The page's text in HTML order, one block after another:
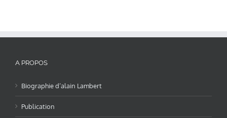
A PROPOS
Biographie d’alain Lambert
Publication